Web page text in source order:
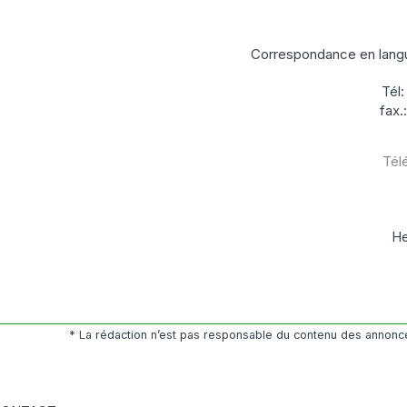
Correspondance en
* La rédaction n’est pas responsable du contenu des